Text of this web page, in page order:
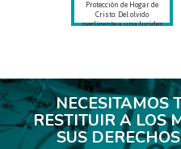
Protección de Hogar de
Cristo: Del olvido
negligente a una lucidez
NECESITAMOS
RESTITUIR A LOS
SUS